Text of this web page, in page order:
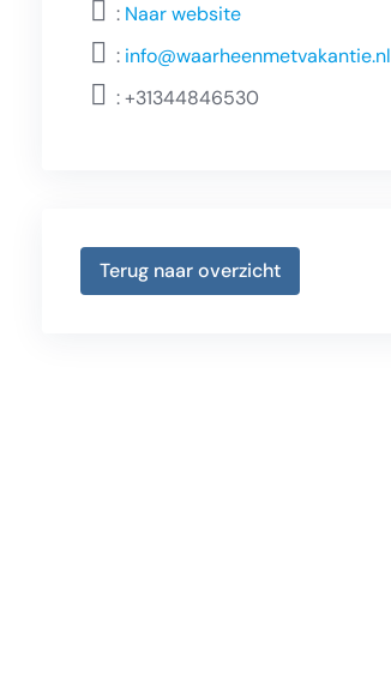
:Naar website
: info@waarheenmetvakantie.nl
:+31344846530
Terug naar overzicht